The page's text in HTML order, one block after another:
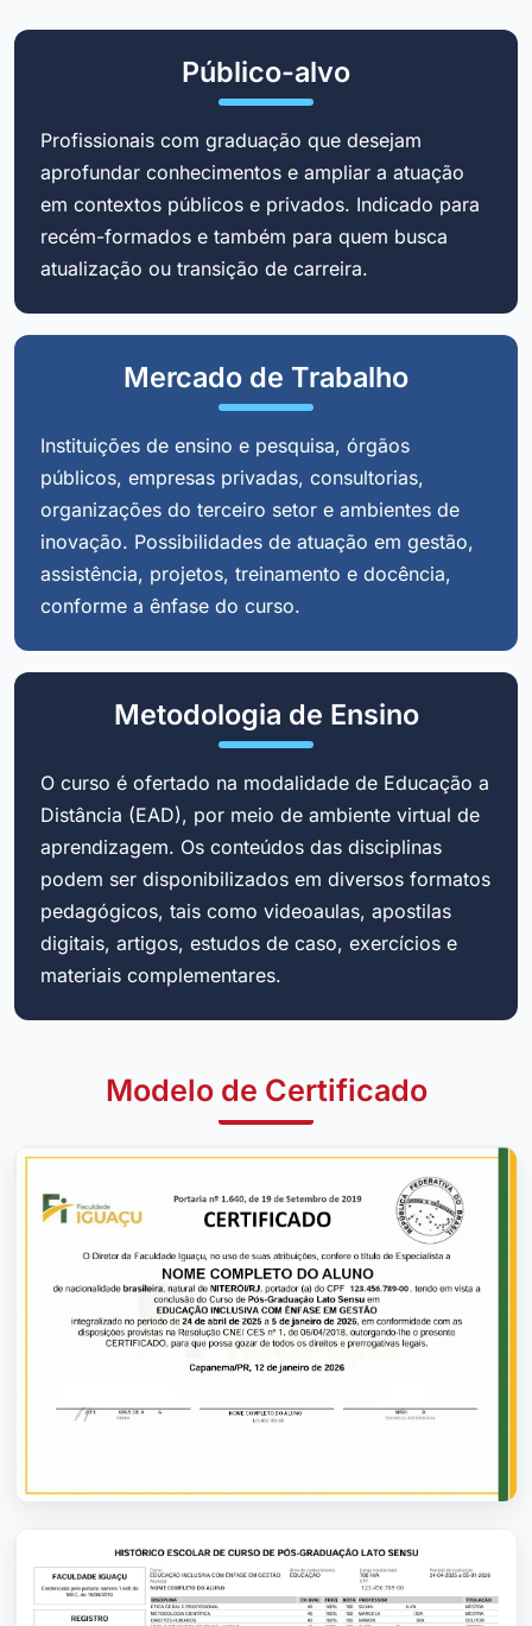
Público-alvo
Profissionais com graduação que desejam
aprofundar conhecimentos e ampliar a atuação
em contextos públicos e privados. Indicado para
recém-formados e também para quem busca
atualização ou transição de carreira.
Mercado de Trabalho
Instituições de ensino e pesquisa, órgãos
públicos, empresas privadas, consultorias,
organizações do terceiro setor e ambientes de
inovação. Possibilidades de atuação em gestão,
assistência, projetos, treinamento e docência,
conforme a ênfase do curso.
Metodologia de Ensino
O curso é ofertado na modalidade de Educação a
Distância (EAD), por meio de ambiente virtual de
aprendizagem. Os conteúdos das disciplinas
podem ser disponibilizados em diversos formatos
pedagógicos, tais como videoaulas, apostilas
digitais, artigos, estudos de caso, exercícios e
materiais complementares.
Modelo de Certificado